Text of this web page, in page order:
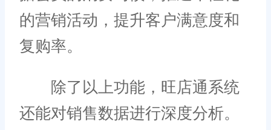
的营销活动，提升客户满意度和
复购率。
除了以上功能，旺店通系统
还能对销售数据进行深度分析。